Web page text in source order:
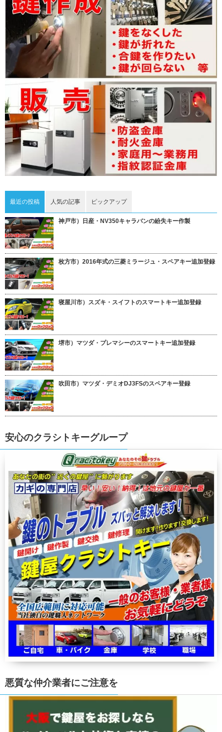
最近の投稿 人気の記事 ピックアップ
神戸市）日産・NV350キャラバンの紛失キー作製
枚方市）2016年式の三菱ミラージュ・スペアキー追加登録
寝屋川市）スズキ・スイフトのスマートキー追加登録
堺市）マツダ・プレマシーのスマートキー追加登録
吹田市）マツダ・デミオDJ3FSのスペアキー登録
安心のクラシトキーグループ
悪質な仲介業者にご注意を